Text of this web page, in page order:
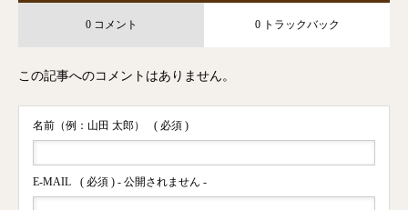
0 コメント 0 トラックバック
この記事へのコメントはありません。
名前（例：山田 太郎） ( 必須 )
E-MAIL ( 必須 ) - 公開されません -